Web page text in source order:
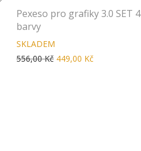
Pexeso pro grafiky 3.0 SET 4
barvy
556,00Kč 449,00 Kč